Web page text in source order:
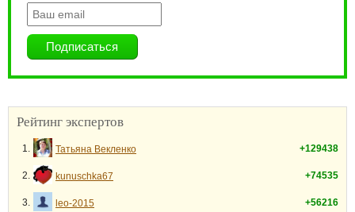
Рейтинг экспертов
1. Татьяна Векленко +129438
2. kunuschka67 +74535
3. leo-2015 +56216